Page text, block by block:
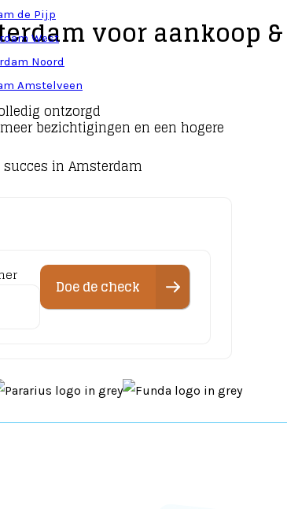
de Pijp
West
Noord
Amstelveen
voor aankoop &
ontzorgd
bezichtigingen en een hogere
succes in Amsterdam